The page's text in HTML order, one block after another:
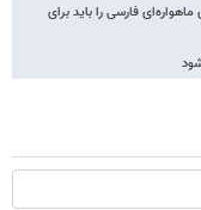
فارسی‌ را باید برای